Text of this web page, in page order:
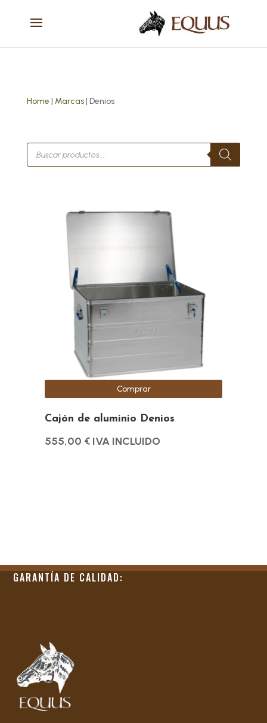
Home | Marcas| Denios
Búsqueda
productos
Cajón de aluminio Denios
555,00 € IVA INCLUIDO
Comprar
GARANTÍA DE CALIDAD: